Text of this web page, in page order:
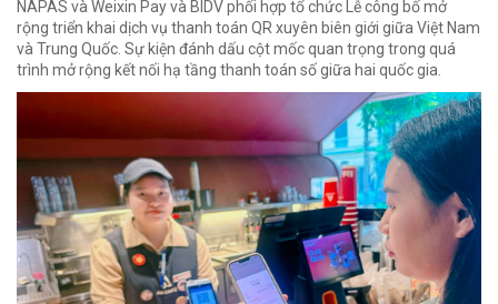
NAPAS và Weixin Pay và BIDV phối hợp tổ chức Lễ công bố mở
rộng triển khai dịch vụ thanh toán QR xuyên biên giới giữa Việt Nam
và Trung Quốc. Sự kiện đánh dấu cột mốc quan trọng trong quá
trình mở rộng kết nối hạ tầng thanh toán số giữa hai quốc gia.